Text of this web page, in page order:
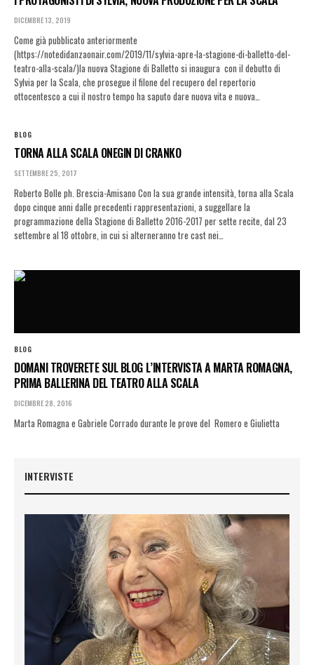
DICEMBRE 13, 2019
Come già pubblicato anteriormente
(https://notedidanzaonair.com/2019/11/sylvia-apre-la-stagione-di-balletto-del-
teatro-alla-scala/)la nuova Stagione di Balletto si inaugura con il debutto di
Sylvia per la Scala, che prosegue il filone del recupero del repertorio
ottocentesco a cui il nostro tempo ha saputo dare nuova vita e nuova…
BLOG
TORNA ALLA SCALA ONEGIN DI CRANKO
SETTEMBRE 25, 2017
Roberto Bolle ph. Brescia-Amisano Con la sua grande intensità, torna alla Scala
dopo cinque anni dalle precedenti rappresentazioni, a suggellare la
programmazione della Stagione di Balletto 2016-2017 per sette recite, dal 23
settembre al 18 ottobre, in cui si alterneranno tre cast nei…
BLOG
DOMANI TROVERETE SUL BLOG L’INTERVISTA A MARTA ROMAGNA,
PRIMA BALLERINA DEL TEATRO ALLA SCALA
DICEMBRE 28, 2016
Marta Romagna e Gabriele Corrado durante le prove del Romero e Giulietta
INTERVISTE